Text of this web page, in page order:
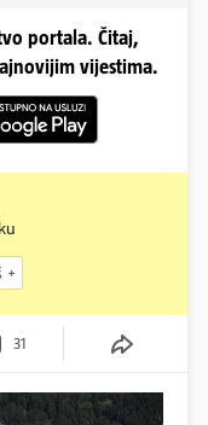
portala. Čitaj,
vijestima.
31